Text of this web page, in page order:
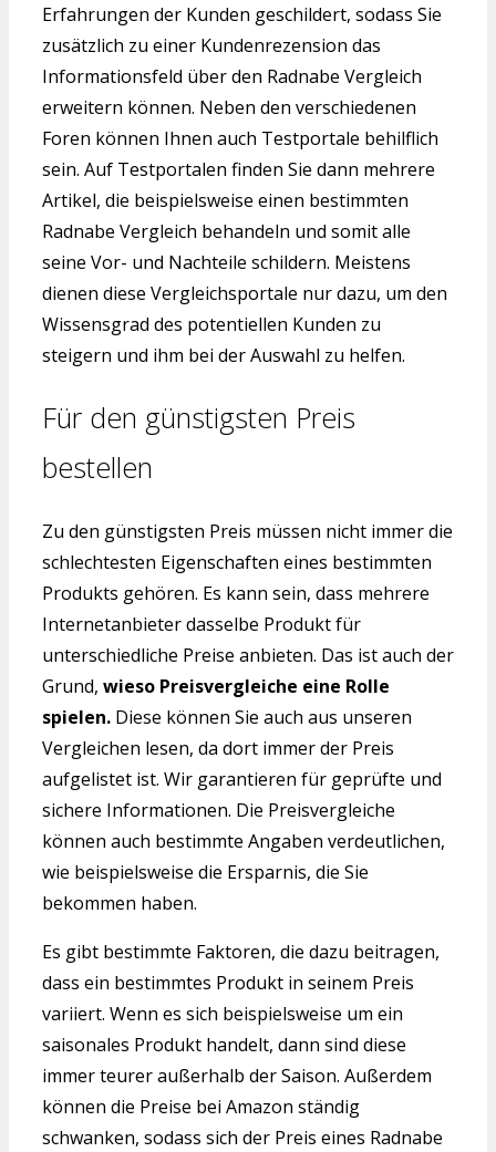
Erfahrungen der Kunden geschildert, sodass Sie
zusätzlich zu einer Kundenrezension das
Informationsfeld über den Radnabe Vergleich
erweitern können. Neben den verschiedenen
Foren können Ihnen auch Testportale behilflich
sein. Auf Testportalen finden Sie dann mehrere
Artikel, die beispielsweise einen bestimmten
Radnabe Vergleich behandeln und somit alle
seine Vor- und Nachteile schildern. Meistens
dienen diese Vergleichsportale nur dazu, um den
Wissensgrad des potentiellen Kunden zu
steigern und ihm bei der Auswahl zu helfen.
Für den günstigsten Preis
bestellen
Zu den günstigsten Preis müssen nicht immer die
schlechtesten Eigenschaften eines bestimmten
Produkts gehören. Es kann sein, dass mehrere
Internetanbieter dasselbe Produkt für
unterschiedliche Preise anbieten. Das ist auch der
Grund, wieso Preisvergleiche eine Rolle
spielen. Diese können Sie auch aus unseren
Vergleichen lesen, da dort immer der Preis
aufgelistet ist. Wir garantieren für geprüfte und
sichere Informationen. Die Preisvergleiche
können auch bestimmte Angaben verdeutlichen,
wie beispielsweise die Ersparnis, die Sie
bekommen haben.
Es gibt bestimmte Faktoren, die dazu beitragen,
dass ein bestimmtes Produkt in seinem Preis
variiert. Wenn es sich beispielsweise um ein
saisonales Produkt handelt, dann sind diese
immer teurer außerhalb der Saison. Außerdem
können die Preise bei Amazon ständig
schwanken, sodass sich der Preis eines Radnabe